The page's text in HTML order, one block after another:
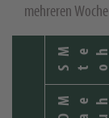
mehreren